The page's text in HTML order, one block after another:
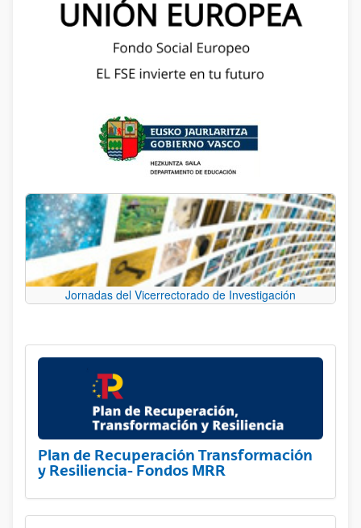
Jornadas del Vicerrectorado de Investigación
Plan de Recuperación Transformación
y Resiliencia- Fondos MRR